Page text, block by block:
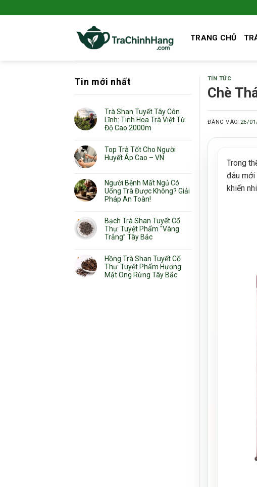
qua
TRANG CHỦ
Tin mới nhất
Trà Shan Tuyết Tây Côn
Lĩnh: Tinh Hoa Trà Việt Từ
Độ Cao 2000m
Top Trà Tốt Cho Người
Huyết Áp Cao – VN
Người Bệnh Mất Ngủ Có
Uống Trà Được Không? Giải
Pháp An Toàn!
Bạch Trà Shan Tuyết Cổ
Thụ: Tuyệt Phẩm “Vàng
Trắng” Tây Bắc
Hồng Trà Shan Tuyết Cổ
Thụ: Tuyệt Phẩm Hương
Mật Ong Rừng Tây Bắc
TIN TỨC
Chè
ĐĂNG VÀO 26/
Trong
đâu mới
khiến